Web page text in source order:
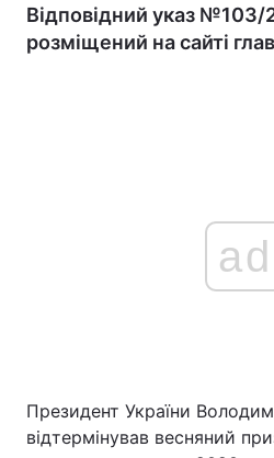
Відповідний указ №103/
розміщений на сайті
ad
Президент України
відтермінував весняний